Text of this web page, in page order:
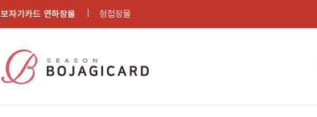
보자기카드 연하장몰 청첩장몰